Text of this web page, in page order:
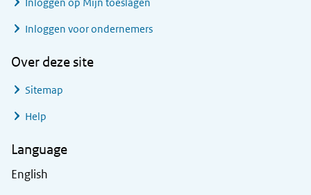
Inloggen voor ondernemers
Over deze site
Sitemap
Help
Language
English